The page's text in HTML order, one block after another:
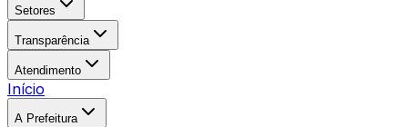
Setores
Transparência
Atendimento
Início
A Prefeitura